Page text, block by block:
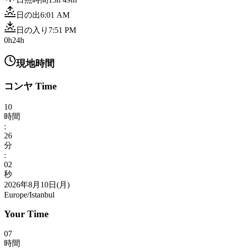
日の出6:01 AM
日の入り 7:51 PM
0h24h
現地時間
コンヤ Time
10
時間
:
26
分
:
04
秒
2026年8月10日(月)
Europe/Istanbul
Your Time
07
時間